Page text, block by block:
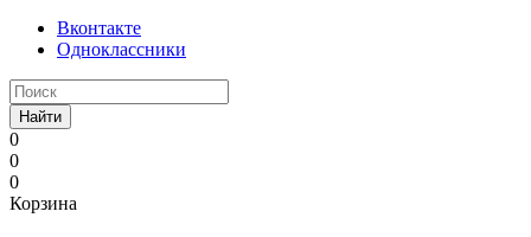
Вконтакте
Одноклассники
Найти
0
0
0
Корзина